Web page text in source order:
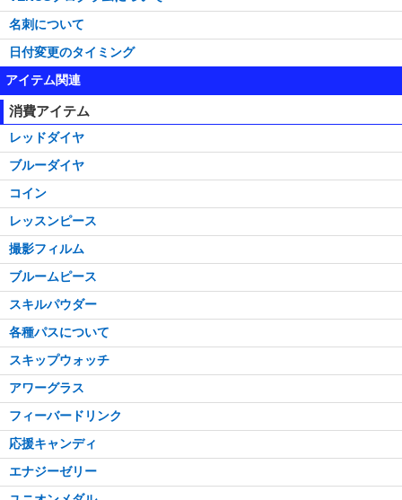
名刺について
日付変更のタイミング
アイテム関連
消費アイテム
レッドダイヤ
ブルーダイヤ
コイン
レッスンピース
撮影フィルム
ブルームピース
スキルパウダー
各種パスについて
スキップウォッチ
アワーグラス
フィーバードリンク
応援キャンディ
エナジーゼリー